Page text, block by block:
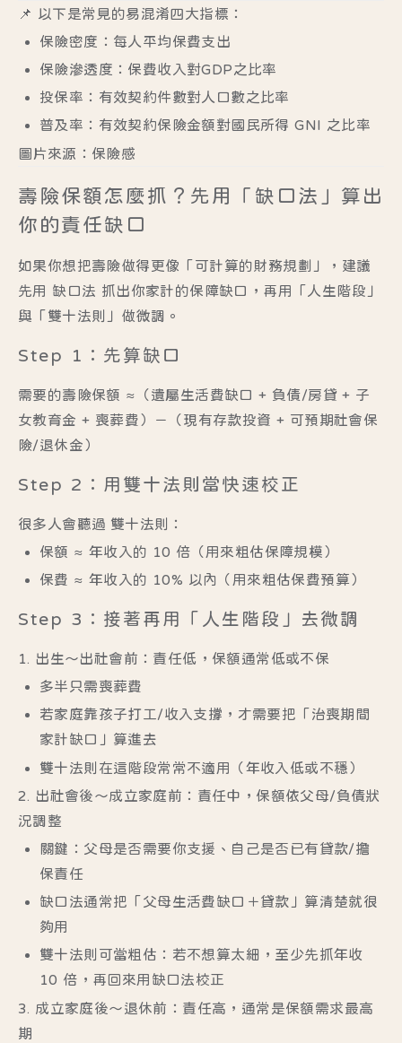
📌 以下是常見的易混淆四大指標：
保險密度：每人平均保費支出
保險滲透度：保費收入對GDP之比率
投保率：有效契約件數對人口數之比率
普及率：有效契約保險金額對國民所得 GNI 之比率
圖片來源：保險感
壽險保額怎麼抓？先用「缺口法」算出
你的責任缺口
如果你想把壽險做得更像「可計算的財務規劃」，建議
先用 缺口法 抓出你家計的保障缺口，再用「人生階段」
與「雙十法則」做微調。
Step 1：先算缺口
需要的壽險保額 ≈（遺屬生活費缺口 + 負債/房貸 + 子
女教育金 + 喪葬費）－（現有存款投資 + 可預期社會保
險/退休金）
Step 2：用雙十法則當快速校正
很多人會聽過 雙十法則
：
保額 ≈ 年收入的 10 倍 （用來粗估保障規模）
保費 ≈ 年收入的 10% 以內
（用來粗估保費預算）
Step 3：接著再用「人生階段」去微調
1. 出生～出社會前：責任低，保額通常低或不保
多半只需喪葬費
若家庭靠孩子打工/收入支撐，才需要把「治喪期間
家計缺口」算進去
雙十法則在這階段常常不適用
（年收入低或不穩）
2. 出社會後～成立家庭前：責任中，保額依父母/負債狀
況調整
關鍵：父母是否需要你支援、自己是否已有貸款/擔
保責任
缺口法通常把「父母生活費缺口＋貸款」算清楚就很
夠用
雙十法則可當粗估 ：若不想算太細，至少先抓年收
10 倍，再回來用缺口法校正
3. 成立家庭後～退休前：責任高，通常是保額需求最高
期